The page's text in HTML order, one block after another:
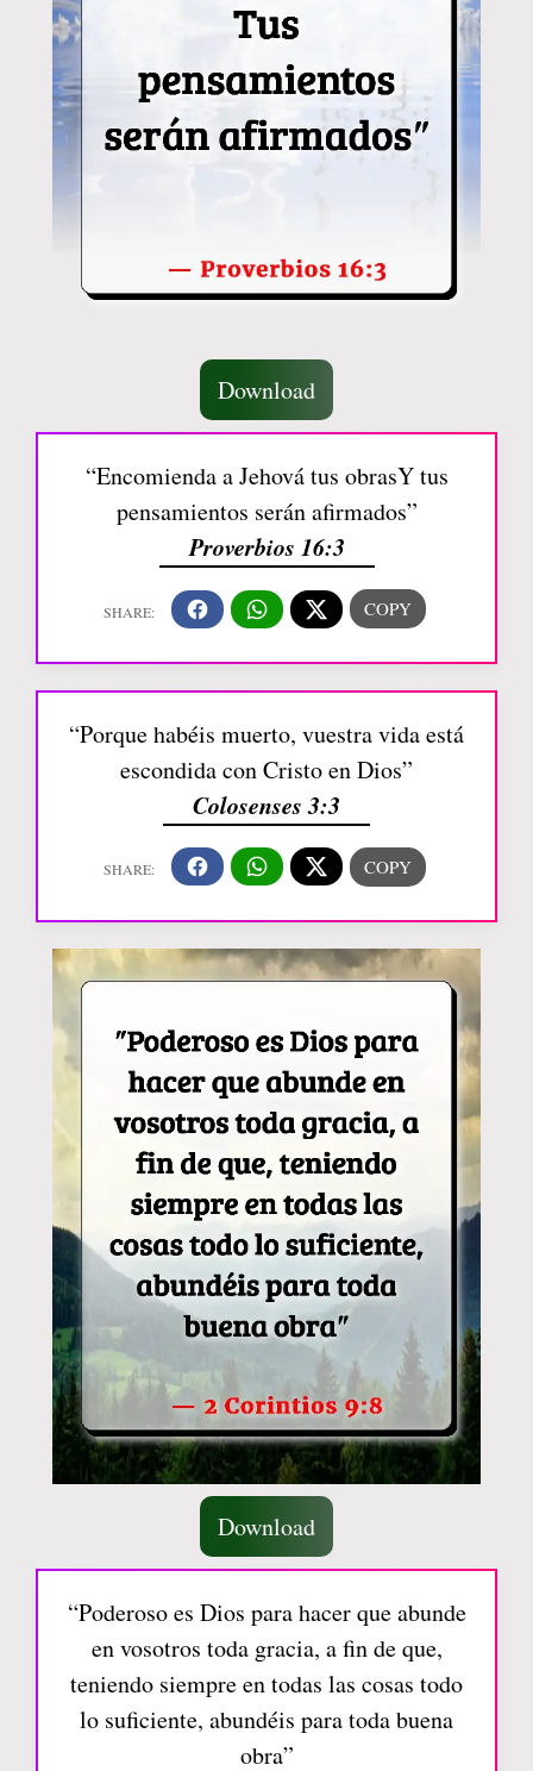
Download
“Encomienda a Jehová tus obrasY tus
pensamientos serán afirmados”
Proverbios 16:3
“Porque habéis muerto, vuestra vida está
escondida con Cristo en Dios”
Colosenses 3:3
Download
“Poderoso es Dios para hacer que abunde
en vosotros toda gracia, a fin de que,
teniendo siempre en todas las cosas todo
lo suficiente, abundéis para toda buena
obra”